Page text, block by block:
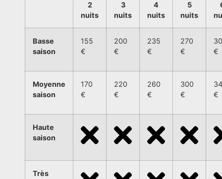
2
nuits
3
nuits
4
nuits
5
nuits
Basse
saison
155
€
200
€
235
€
270
€
€
Moyenne
saison
170
€
220
€
260
€
300
€
€
Haute
saison
Très